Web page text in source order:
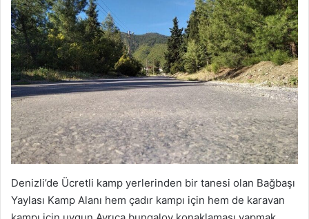
Denizli’de Ücretli kamp yerlerinden bir tanesi olan Bağbaşı
Yaylası Kamp Alanı hem çadır kampı için hem de karavan